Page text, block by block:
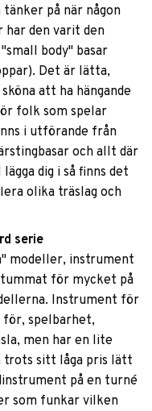
tänker på när någon
har den varit den
body" basar
Det är lätta,
att ha hängande
folk som spelar
i utförande från
och allt där
dig i så finns det
olika träslag och
serie
modeller, instrument
för mycket på
Instrument för
för, spelbarhet,
men har en lite
trots sitt låga pris lätt
på en turné
som funkar vilken